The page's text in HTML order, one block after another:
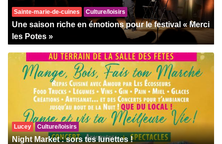
Sainte-marie-de-cuines Culture/loisirs
Une saison riche en émotions pour le festival « Merci
les Potes »
Lucey Culture/loisirs
Night Market : sors tes lunettes !